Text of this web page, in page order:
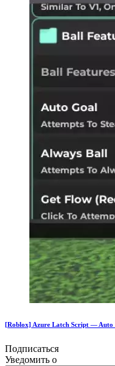
[Roblox] Azure Latch Script — Auto
Подписаться
Уведомить о